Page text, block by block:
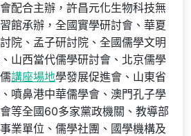
配合主辦，許昌元化生物科技無
館承辦，全國實學研討會、華夏
院、孟子研討院、全國儒學文明
山西當代儒學研討會、北京儒學
講座場地學發展促進會、山東省
噴鼻港中華儒學會、澳門孔子學
等全國60多家黨政機關、教導部
業單位、儒學社團、國學機構及